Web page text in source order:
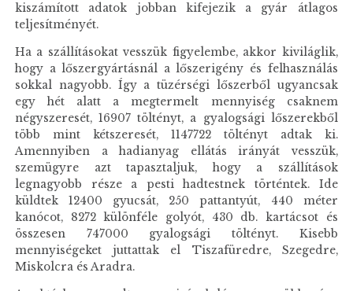
kiszámított adatok jobban kifejezik a gyár átlagos
teljesítményét.
Ha a szállításokat vesszük figyelembe, akkor kiviláglik,
hogy a lőszergyártásnál a lőszerigény és felhasználás
sokkal nagyobb. Így a tüzérségi lőszerből ugyancsak
egy hét alatt a megtermelt mennyiség csaknem
négyszeresét, 16907 töltényt, a gyalogsági lőszerekből
több mint kétszeresét, 1147722 töltényt adtak ki.
Amennyiben a hadianyag ellátás irányát vesszük,
szemügyre azt tapasztaljuk, hogy a szállítások
legnagyobb része a pesti hadtestnek történtek. Ide
küldtek 12400 gyucsát, 250 pattantyút, 440 méter
kanócot, 8272 különféle golyót, 430 db. kartácsot és
összesen 747000 gyalogsági töltényt. Kisebb
mennyiségeket juttattak el Tiszafüredre, Szegedre,
Miskolcra és Aradra.